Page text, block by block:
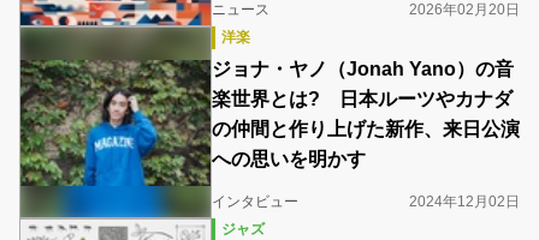
ニュース
2026年02月20日
洋楽
ジョナ・ヤノ（Jonah Yano）の音
楽世界とは? 日本ルーツやカナダ
の仲間と作り上げた新作、来日公演
への思いを明かす
インタビュー
2024年12月02日
ジャズ